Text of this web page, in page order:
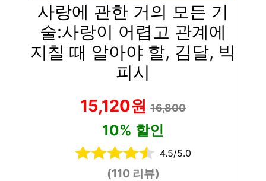
사랑에 관한 거의 모든 기
술:사랑이 어렵고 관계에
지칠 때 알아야 할, 김달, 빅
피시
15,120원 16,800
10% 할인
4.5/5.0
(110 리뷰)